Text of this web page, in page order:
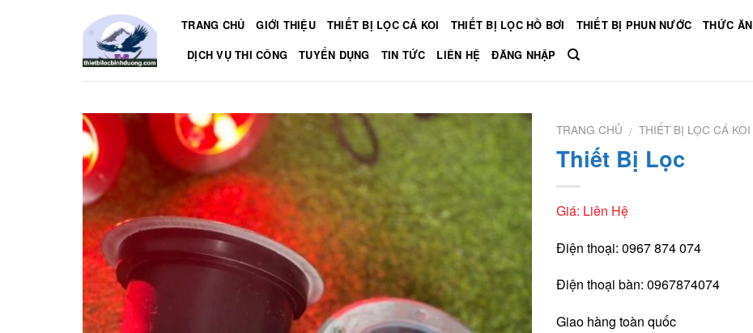
TRANG CHỦ GIỚI THIỆU THIẾT BỊ LỌC CÁ KOI THIẾT BỊ LỌC HỒ BƠI THIẾT BỊ PHUN NƯỚC THỨC ĂN
DỊCH VỤ THI CÔNG TUYỂN DỤNG TIN TỨC LIÊN HỆ ĐĂNG NHẬP
TRANG CHỦ / THIẾT BỊ LỌC CÁ KOI
Thiết Bị Lọc
Giá: Liên Hệ
Điện thoại: 0967 874 074
Điện thoại bàn: 0967874074
Giao hàng toàn quốc